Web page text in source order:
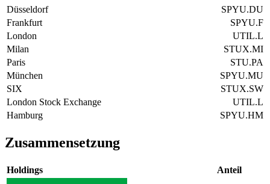
Düsseldorf
SPYU.DU
Frankfurt
SPYU.F
London
UTIL.L
Milan
STUX.MI
Paris
STU.PA
München
SPYU.MU
SIX
STUX.SW
London Stock Exchange
UTIL.L
Hamburg
SPYU.HM
Zusammensetzung
Holdings Anteil